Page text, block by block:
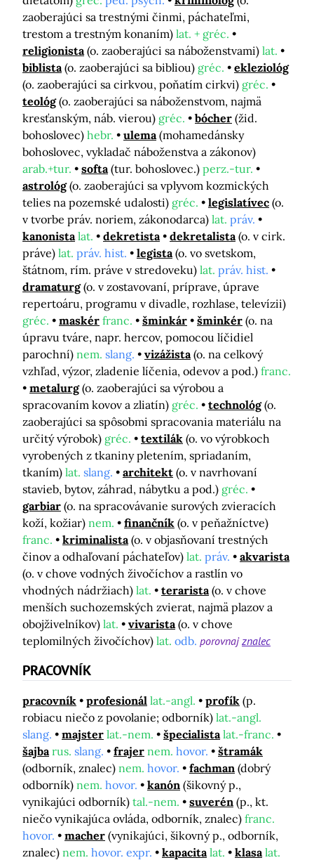
zaoberajúci sa trestnými činmi, páchateľmi,
trestom a trestným konaním) lat. + gréc.
religionista (o. zaoberajúci sa náboženstvami) lat.
biblista (o. zaoberajúci sa bibliou) gréc.
ekleziológ
(o. zaoberajúci sa cirkvou, poňatím cirkvi) gréc.
teológ (o. zaoberajúci sa náboženstvom, najmä
kresťanským, náb. vierou) gréc. bócher (žid.
bohoslovec) hebr. ulema (mohamedánsky
bohoslovec, vykladač náboženstva a zákonov)
arab.+tur.
softa (tur. bohoslovec.) perz.-tur.
astrológ (o. zaoberajúci sa vplyvom kozmických
telies na pozemské udalosti) gréc. legislatívec (o.
v tvorbe práv. noriem, zákonodarca) lat. práv.
kanonista lat. dekretista dekretalista (o. v cirk.
práve) lat. práv. hist. legista (o. vo svetskom,
štátnom, rím. práve v stredoveku) lat. práv. hist.
dramaturg (o. v zostavovaní, príprave, úprave
repertoáru, programu v divadle, rozhlase, televízii)
gréc.
maskér franc. šminkár šminkér (o. na
úpravu tváre, napr. hercov, pomocou líčidiel
parochní) nem. slang. vizážista (o. na celkový
vzhľad, výzor, zladenie líčenia, odevov a pod.) franc.
metalurg (o. zaoberajúci sa výrobou a
spracovaním kovov a zliatín) gréc. technológ (o.
zaoberajúci sa spôsobmi spracovania materiálu na
určitý výrobok) gréc. textilák (o. vo výrobkoch
vyrobených z tkaniny pletením, spriadaním,
tkaním) lat. slang. architekt (o. v navrhovaní
stavieb, bytov, záhrad, nábytku a pod.) gréc.
garbiar (o. na spracovávanie surových zvieracích
koží, kožiar) nem. finančník (o. v peňažníctve)
franc.
kriminalista (o. v objasňovaní trestných
činov a odhaľovaní páchateľov) lat. práv.
akvarista
(o. v chove vodných živočíchov a rastlín vo
vhodných nádržiach) lat. terarista (o. v chove
menších suchozemských zvierat, najmä plazov a
obojživelníkov) lat. vivarista (o. v chove
teplomilných živočíchov) lat. odb. porovnajznalec
PRACOVNÍK
pracovník profesionál lat.-angl. profík (p.
robiacu niečo z povolanie; odborník) lat.-angl.
slang.
majster lat.-nem. špecialista lat.-franc.
šajba rus. slang. frajer nem. hovor.
štramák
(odborník, znalec) nem. hovor. fachman (dobrý
odborník) nem. hovor. kanón (šikovný p.,
vynikajúci odborník) tal.-nem. suverén (p., kt.
niečo vynikajúca ovláda, odborník, znalec) franc.
hovor.
macher (vynikajúci, šikovný p., odborník,
znalec) nem. hovor. expr. kapacita lat. klasa lat.